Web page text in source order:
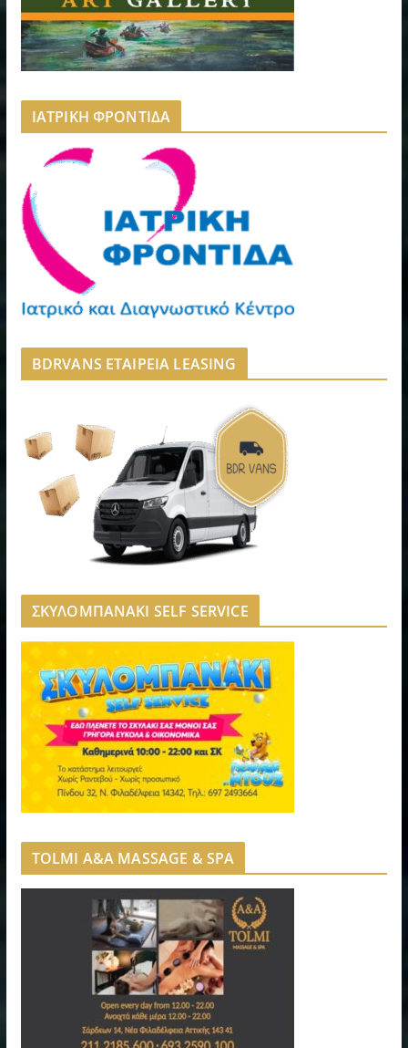
ΙΑΤΡΙΚΗ ΦΡΟΝΤΙΔΑ
BDRVANS ΕΤΑΙΡΕΙΑ LEASING
ΣΚΥΛΟΜΠΑΝΑΚΙ SELF SERVICE
TOLMI A&A MASSAGE & SPA